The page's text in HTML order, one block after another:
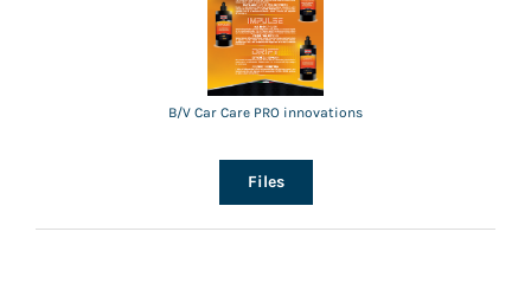
B/V Car Care PRO innovations
Files